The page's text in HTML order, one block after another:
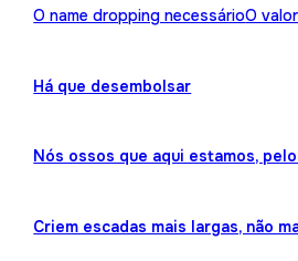
O name dropping necessárioO
Há que desembolsar
Nós ossos que aqui estamos,
Criem escadas mais largas, não